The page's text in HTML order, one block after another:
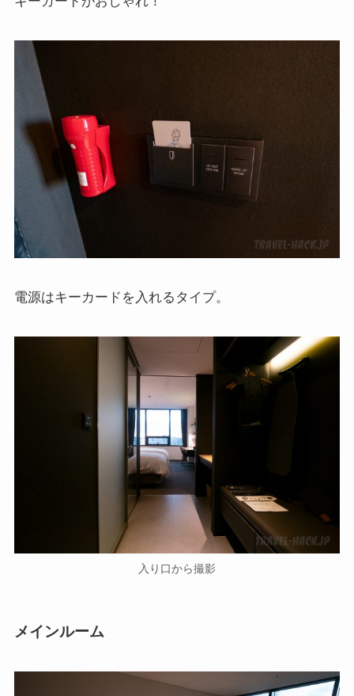
電源はキーカードを入れるタイプ。
入り口から撮影
メインルーム